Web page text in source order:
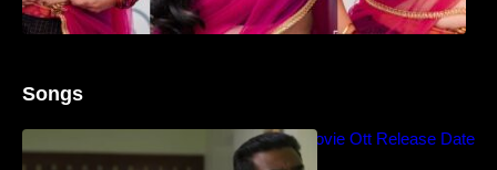
Songs
Blockbuster Thalavan Movie Ott Release Date
– Video Song Release